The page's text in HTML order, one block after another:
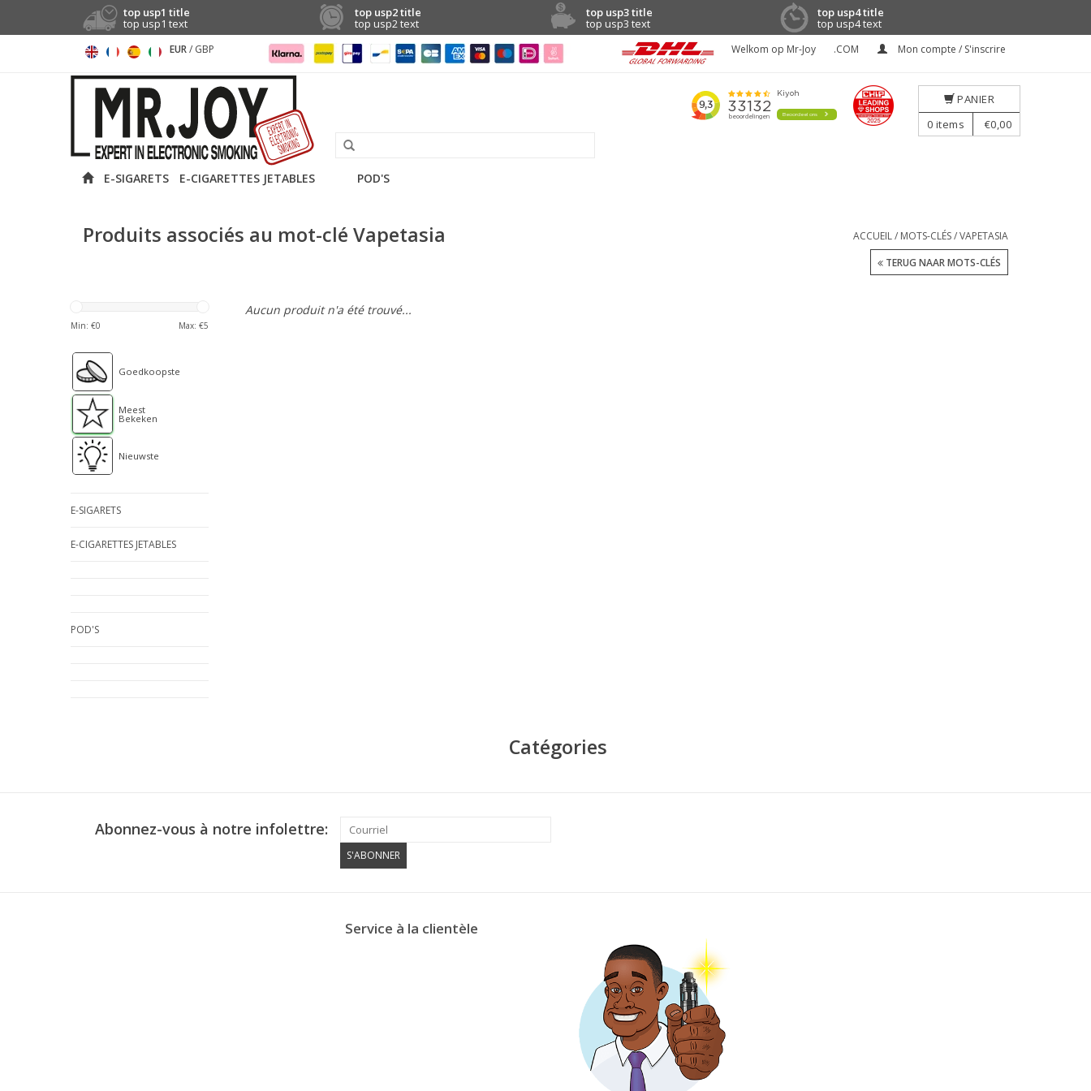
top usp1 title
top usp1 text
top usp2 title
top usp2 text
top usp3 title
top usp3 text
top usp4 title
top usp4 text
EUR/ GBP Welkom op Mr-Joy .COM Mon compte / S'inscrire
E-SIGARETS E-CIGARETTES JETABLES POD'S
PANIER
0 items €0,00
Produits associés au mot-clé Vapetasia ACCUEIL/ MOTS-CLÉS/VAPETASIA
TERUG NAAR MOTS-CLÉS
Min: €0 Max: €5
Goedkoopste
Meest
Bekeken
Nieuwste
E-SIGARETS
E-CIGARETTES JETABLES
POD'S
Aucun produit n'a été trouvé...
Catégories
Abonnez-vous à notre infolettre:
S'ABONNER
Service à la clientèle